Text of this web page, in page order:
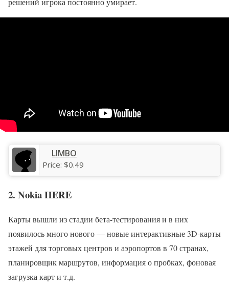
LIMBO
Price: $0.49
2. Nokia HERE
Карты вышли из стадии бета-тестирования и в них
появилось много нового — новые интерактивные 3D-карты
этажей для торговых центров и аэропортов в 70 странах,
планировщик маршрутов, информация о пробках, фоновая
загрузка карт и т.д.